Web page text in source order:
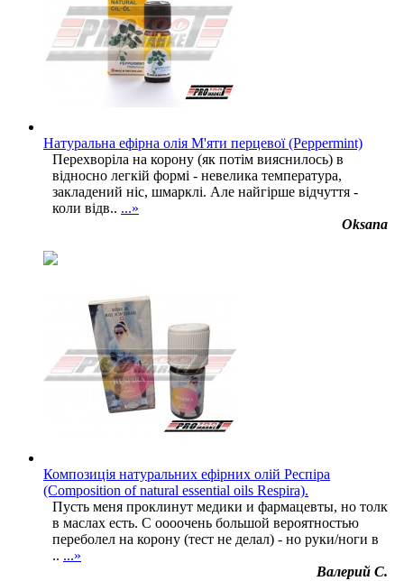
Натуральна ефірна олія М'яти перцевої (Peppermint)
Перехворіла на корону (як потім вияснилось) в
відносно легкій формі - невелика температура,
закладений ніс, шмарклі. Але найгірше відчуття -
коли відв.. ...»
Oksana
Композиція натуральних ефірних олій Респіра
(Composition of natural essential oils Respira).
Пусть меня проклинут медики и фармацевты, но толк
в маслах есть. С оооочень большой вероятностью
переболел на корону (тест не делал) - но руки/ноги в
.. ...»
Валерий С.